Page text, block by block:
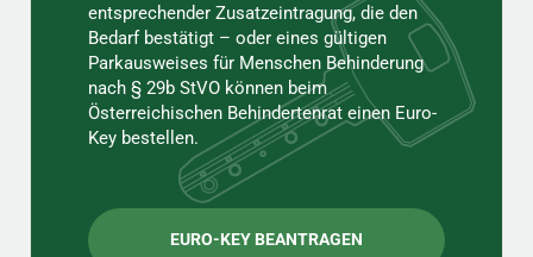
entsprechender Zusatzeintragung, die den
Bedarf bestätigt – oder eines gültigen
Parkausweises für Menschen Behinderung
nach § 29b StVO können beim
Österreichischen Behindertenrat einen Euro-
Key bestellen.
EURO-KEY BEANTRAGEN